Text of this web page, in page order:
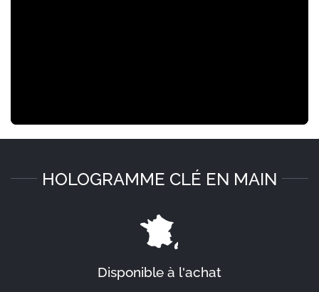
HOLOGRAMME CLÉ EN MAIN
Disponible à l'achat